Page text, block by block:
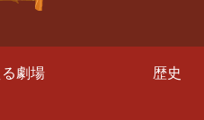
劇場 歴史